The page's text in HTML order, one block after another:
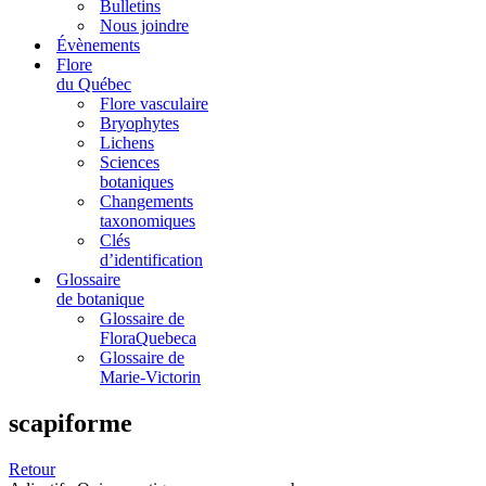
Bulletins
Nous joindre
Évènements
Flore
du Québec
Flore vasculaire
Bryophytes
Lichens
Sciences
botaniques
Changements
taxonomiques
Clés
d’identification
Glossaire
de botanique
Glossaire de
FloraQuebeca
Glossaire de
Marie-Victorin
scapiforme
Retour